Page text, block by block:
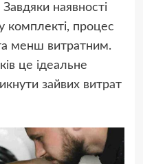
наявності
комплекті, процес
менш витратним.
це ідеальне
зайвих витрат